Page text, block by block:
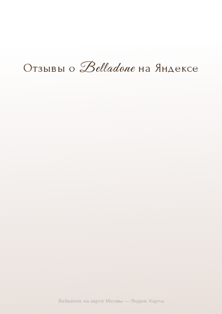
Отзывы о Belladoneна Яндексе
Belladone на карте Москвы — Яндекс Карты